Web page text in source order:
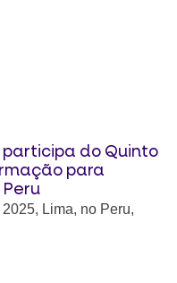
participa do Quinto
para
Lima, no Peru,